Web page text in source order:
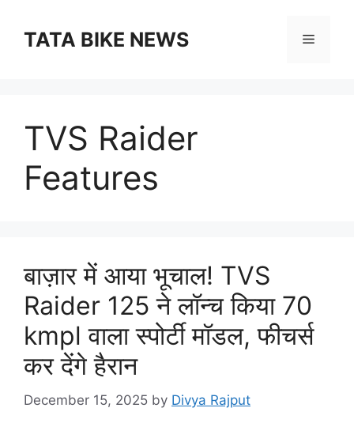
contentTATA BIKE NEWS Menu
TVS Raider
Features
बाज़ार में आया भूचाल! TVS
Raider 125 ने लॉन्च किया 70
kmpl वाला स्पोर्टी मॉडल, फीचर्स
कर देंगे हैरान
December 15, 2025 by Divya Rajput